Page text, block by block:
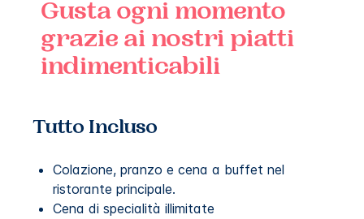
Gusta ogni momento
grazie ai nostri piatti
indimenticabili
Tutto Incluso
Colazione, pranzo e cena a buffet nel
ristorante principale.
Cena di specialità illimitate